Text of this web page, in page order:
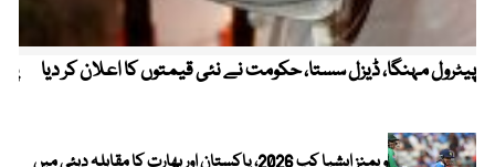
پیٹرول مہنگا، ڈیزل سستا، حکومت نے نئی قیمتوں کا اعلان کر دیا